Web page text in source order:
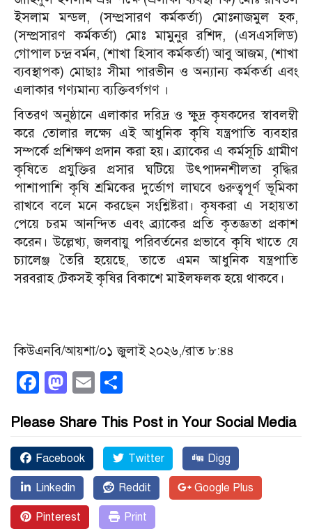
ইসলাম মন্ডল, (সম্প্রসারণ কর্মকর্তা) মোঃনাজমুল হক,
(সম্প্রসারণ কর্মকর্তা) মোঃ মামুনুর রশিদ, (এসএসলিড)
গোপাল চন্দ্র বর্মন, (শাখা হিসাব কর্মকর্তা) আবু আজম, (শাখা
ব্যবস্থাপক) মোছাঃ সীমা পারভীন ও অন্যান্য কর্মকর্তা এবং
এলাকার গণ্যমান্য ব্যক্তিবর্গগণ ।
বিতরণ অনুষ্ঠানে এলাকার দরিদ্র ও ক্ষুদ্র কৃষকদের স্বাবলম্বী
করে তোলার লক্ষ্যে এই আধুনিক কৃষি যন্ত্রপাতি ব্যবহার
সম্পর্কে প্রশিক্ষণ প্রদান করা হয়। ব্র্যাকের এ কর্মসূচি গ্রামীণ
কৃষিতে প্রযুক্তির প্রসার ঘটিয়ে উৎপাদনশীলতা বৃদ্ধির
পাশাপাশি কৃষি শ্রমিকের দুর্ভোগ লাঘবে গুরুত্বপূর্ণ ভূমিকা
রাখবে বলে মনে করছেন সংশ্লিষ্টরা। কৃষকরা এ সহায়তা
পেয়ে চরম আনন্দিত এবং ব্র্যাকের প্রতি কৃতজ্ঞতা প্রকাশ
করেন। উল্লেখ্য, জলবায়ু পরিবর্তনের প্রভাবে কৃষি খাতে যে
চ্যালেঞ্জ তৈরি হয়েছে, তাতে এমন আধুনিক যন্ত্রপাতি
সরবরাহ টেকসই কৃষির বিকাশে মাইলফলক হয়ে থাকবে।
কিউএনবি/আয়শা/০১ জুলাই ২০২৬,/রাত ৮:৪৪
Facebook
Mastodon
Email
Please Share This Post in Your Social Media
Facebook Twitter Digg
Linkedin Reddit Google Plus
Pinterest Print